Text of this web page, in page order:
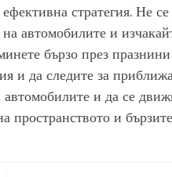
стратегия. Не
автомобилите и
бързо през
и да следите за
автомобилите и да се
пространството и